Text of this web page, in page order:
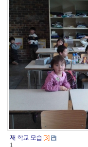
3
1
새 학교 모습 [3]